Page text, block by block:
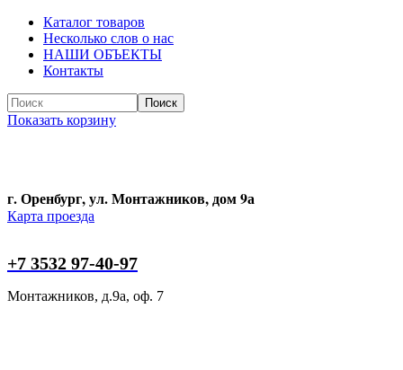
Каталог товаров
Несколько слов о нас
НАШИ ОБЪЕКТЫ
Контакты
Поиск
Поиск
Показать корзину
г. Оренбург, ул. Монтажников, дом 9а
Карта проезда
+7 3532 97-40-97
Монтажников, д.9а, оф. 7